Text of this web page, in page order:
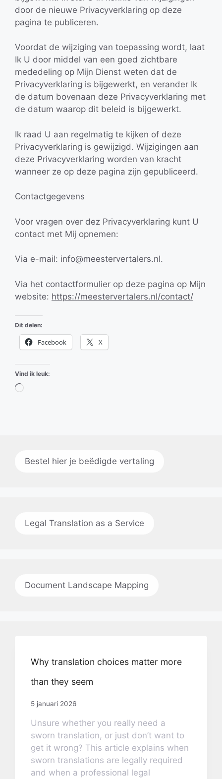
door de nieuwe Privacyverklaring op deze
pagina te publiceren.
Voordat de wijziging van toepassing wordt, laat
Ik U door middel van een goed zichtbare
mededeling op Mijn Dienst weten dat de
Privacyverklaring is bijgewerkt, en verander Ik
de datum bovenaan deze Privacyverklaring met
de datum waarop dit beleid is bijgewerkt.
Ik raad U aan regelmatig te kijken of deze
Privacyverklaring is gewijzigd. Wijzigingen aan
deze Privacyverklaring worden van kracht
wanneer ze op deze pagina zijn gepubliceerd.
Contactgegevens
Voor vragen over dez Privacyverklaring kunt U
contact met Mij opnemen:
Via e-mail: info@meestervertalers.nl.
Via het contactformulier op deze pagina op Mijn
website: https://meestervertalers.nl/contact/
Dit delen:
Facebook X
Vind ik leuk:
Aan
Bestel hier je beëdigde vertaling
Legal Translation as a Service
Document Landscape Mapping
Why translation choices matter more
than they seem
5 januari 2026
Unsure whether you really need a
sworn translation, or just don’t want to
get it wrong? This article explains when
sworn translations are legally required
and when a professional legal